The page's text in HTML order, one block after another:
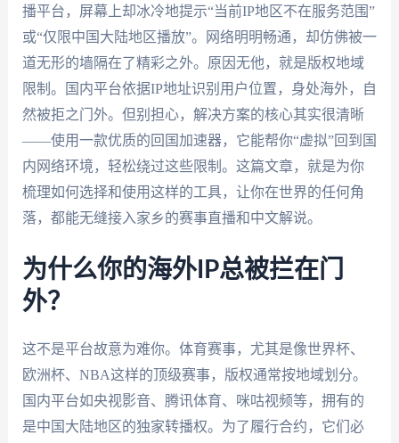
播平台，屏幕上却冰冷地提示“当前IP地区不在服务范围”
或“仅限中国大陆地区播放”。网络明明畅通，却仿佛被一
道无形的墙隔在了精彩之外。原因无他，就是版权地域
限制。国内平台依据IP地址识别用户位置，身处海外，自
然被拒之门外。但别担心，解决方案的核心其实很清晰
——使用一款优质的回国加速器，它能帮你“虚拟”回到国
内网络环境，轻松绕过这些限制。这篇文章，就是为你
梳理如何选择和使用这样的工具，让你在世界的任何角
落，都能无缝接入家乡的赛事直播和中文解说。
为什么你的海外IP总被拦在门
外？
这不是平台故意为难你。体育赛事，尤其是像世界杯、
欧洲杯、NBA这样的顶级赛事，版权通常按地域划分。
国内平台如央视影音、腾讯体育、咪咕视频等，拥有的
是中国大陆地区的独家转播权。为了履行合约，它们必